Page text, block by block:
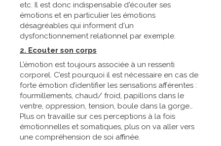
etc. Il est donc indispensable d'écouter ses
émotions et en particulier les émotions
désagréables qui informent d'un
dysfonctionnement relationnel par exemple.
2. Ecouter son corps
L’émotion est toujours associée à un ressenti
corporel. C’est pourquoi il est nécessaire en cas de
forte émotion d’identifier les sensations afférentes :
fourmillements, chaud/ froid, papillons dans le
ventre, oppression, tension, boule dans la gorge…
Plus on travaille sur ces perceptions à la fois
émotionnelles et somatiques, plus on va aller vers
une compréhension de soi affinée.